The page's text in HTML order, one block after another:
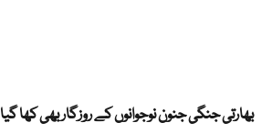
بھارتی جنگی جنون نوجوانوں کے روزگار بھی کھا گیا